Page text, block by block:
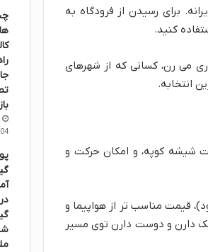
برای رسیدن از فرودگاه به
کنید.
می رن، کسانی که از شهرهای
انتخابه.
شیشه کوپه، و امکان حرکت و
قیمت مناسب تر از هواپیما و
دارن و دوست دارن توی مسیر